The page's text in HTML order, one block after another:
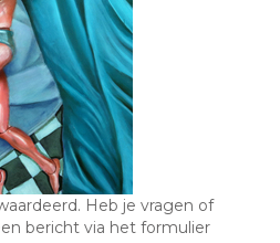
Heb je vragen of
bericht via het formulier